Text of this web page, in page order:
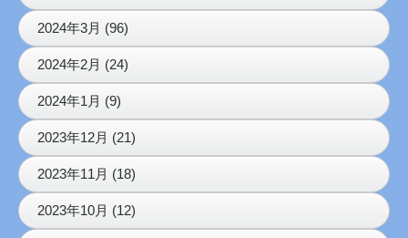
2024年3月 (96)
2024年2月 (24)
2024年1月 (9)
2023年12月 (21)
2023年11月 (18)
2023年10月 (12)